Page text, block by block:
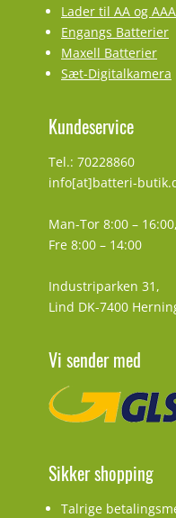
Lader til AA og
Engangs Batterier
Maxell Batterier
Sæt-Digitalkamera
Kundeservice
Tel.: 70228860
info[at]batteri-
Man-Tor 8:00 – 16:00,
Fre 8:00 – 14:00
Industriparken 31,
Lind DK-7400
Vi sender med
Sikker shopping
Talrige